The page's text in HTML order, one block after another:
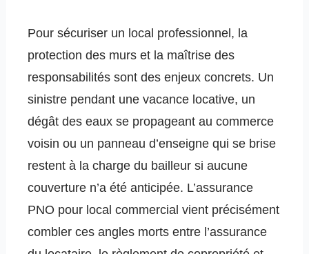
Pour sécuriser un local professionnel, la
protection des murs et la maîtrise des
responsabilités sont des enjeux concrets. Un
sinistre pendant une vacance locative, un
dégât des eaux se propageant au commerce
voisin ou un panneau d’enseigne qui se brise
restent à la charge du bailleur si aucune
couverture n’a été anticipée. L’assurance
PNO pour local commercial vient précisément
combler ces angles morts entre l’assurance